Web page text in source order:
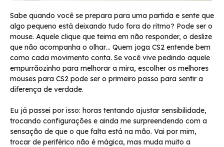
Sabe quando você se prepara para uma partida e sente que
algo pequeno está deixando tudo fora do ritmo? Pode ser o
mouse. Aquele clique que teima em não responder, o deslize
que não acompanha o olhar… Quem joga CS2 entende bem
como cada movimento conta. Se você vive pedindo aquele
empurrãozinho para melhorar a mira, escolher os melhores
mouses para CS2 pode ser o primeiro passo para sentir a
diferença de verdade.
Eu já passei por isso: horas tentando ajustar sensibilidade,
trocando configurações e ainda me surpreendendo com a
sensação de que o que falta está na mão. Vai por mim,
trocar de periférico não é mágica, mas muda muito a